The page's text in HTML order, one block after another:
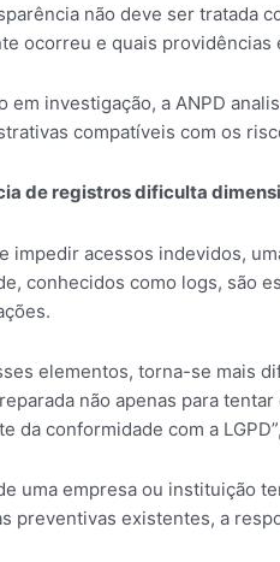
não deve ser tratada
ocorreu e quais providências
em investigação, a ANPD
compatíveis com os
de registros dificulta
impedir acessos indevidos,
conhecidos como logs, são
elementos, torna-se mais
não apenas para
da conformidade com a
uma empresa ou instituição
preventivas existentes, a